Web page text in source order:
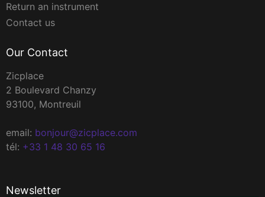
Return an instrument
Contact us
Our Contact
Zicplace
2 Boulevard Chanzy
93100, Montreuil
email: bonjour@zicplace.com
tél: +33 1 48 30 65 16
Newsletter